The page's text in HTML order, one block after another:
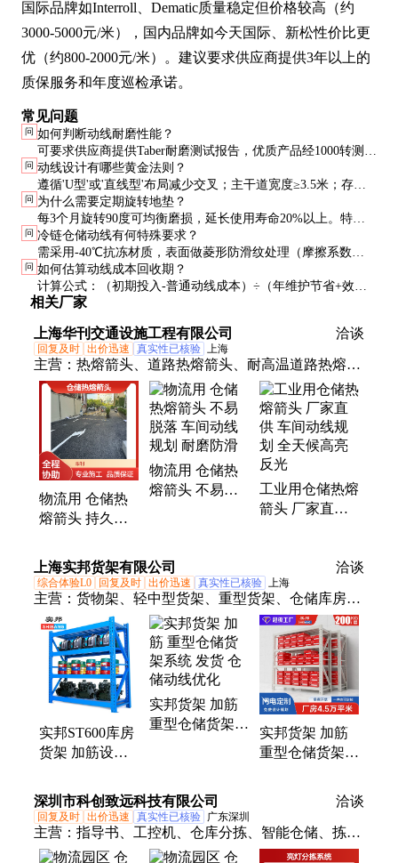
国际品牌如Interroll、Dematic质量稳定但价格较高（约
3000-5000元/米），国内品牌如今天国际、新松性价比更
优（约800-2000元/米）。建议要求供应商提供3年以上的
质保服务和年度巡检承诺。
常见问题
问 如何判断动线耐磨性能？
可要求供应商提供Taber耐磨测试报告，优质产品经1000转测试
后重量损失应小于0.1g。现场可用钥匙划试，合格品不应出现
明显划痕。
问 动线设计有哪些黄金法则？
遵循'U型'或'直线型'布局减少交叉；主干道宽度≥3.5米；存储
区通道宽度=最大设备宽度+0.6米；避免死角且必须设计应急
通道。
问 为什么需要定期旋转地垫？
每3个月旋转90度可均衡磨损，延长使用寿命20%以上。特别
是叉车频繁转向的区域更需注意。
问 冷链仓储动线有何特殊要求？
需采用-40℃抗冻材质，表面做菱形防滑纹处理（摩擦系数
≥0.8），接缝处填充低温弹性胶防止开裂。
问 如何估算动线成本回收期？
计算公式：（初期投入-普通动线成本）÷（年维护节省+效率
提升收益），优质动线通常2-3年可收回成本。
相关厂家
上海华刊交通设施工程有限公司 洽谈
回复及时 出价迅速 真实性已核验 上海
主营： 热熔箭头、道路热熔箭头、耐高温道路热熔箭
头、耐高温通道指引箭头、物流导向箭头、热熔车位
划线、定制车位划线施工、专业停车位划线服务、商
用小区车位划线、专业热熔车位划线施工、厂区道路
标线施工
物流用 仓储热
熔箭头 持久耐
引 全天候高亮
反光
物流用 仓储热
熔箭头 不易脱
工业用仓储热熔
箭头 厂家直供
上海实邦货架有限公司
洽谈
综合体验L0 回复及时 出价迅速 真实性已核验 上海
主营： 货物架、轻中型货架、重型货架、仓储库房货
架、悬臂货架、贯通式货架、流利式货架、模具货
架、阁楼货架、托盘货架、布匹货架、横梁货架、置
物架、商超货架、登高车、塑料托盘
实邦ST600库房
货架 加筋设计
化
实邦货架 加筋
重型仓储货架系
实邦货架 加筋
重型仓储货架系
效 仓储动线优
深圳市科创致远科技有限公司 洽谈
回复及时 出价迅速 真实性已核验 广东深圳
主营： 指导书、工控机、仓库分拣、智能仓储、拣选
系统、亮灯分拣、点检巡检、追溯系统、智能仓库、